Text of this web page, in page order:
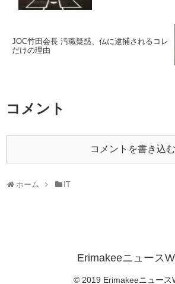
JOC竹田会長 汚職疑惑、仏に逮捕されるコレ
だけの理由
コメント
コメントを書き込む
ホーム IT
Erimakeeニュース
© 2019 Erimakeeニュース